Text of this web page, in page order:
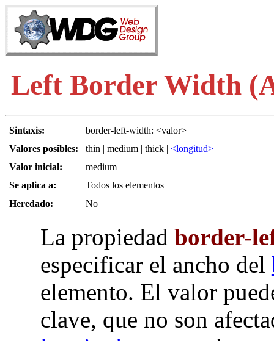
Left Border Width
Sintaxis:
border-left-width: <valor>
Valores posibles:
thin | medium | thick | <longitud>
Valor inicial:
medium
Se aplica a:
Todos los elementos
Heredado:
No
La propiedad border-
especificar el ancho del
elemento. El valor
clave, que no son